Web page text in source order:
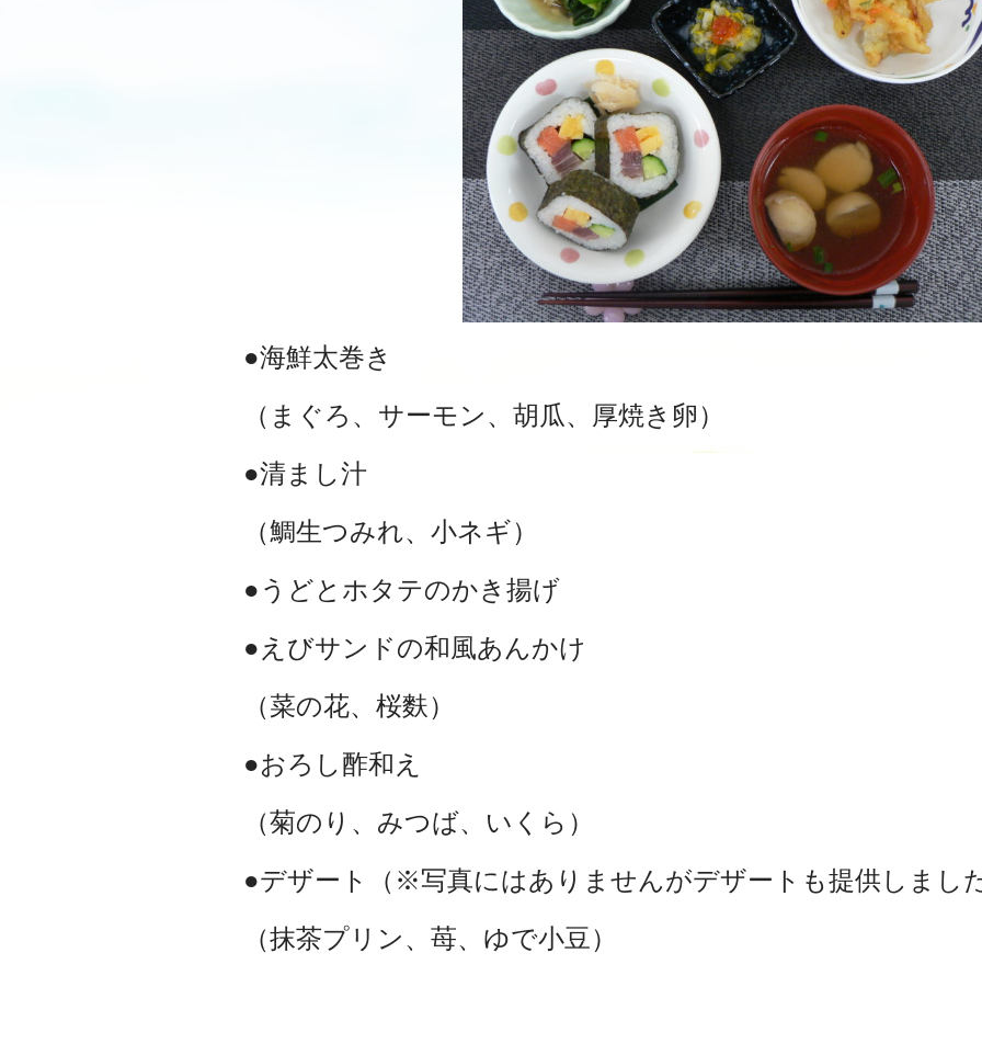
●海鮮太巻き
（まぐろ、サーモン、胡瓜、厚焼き卵）
●清まし汁
（鯛生つみれ、小ネギ）
●うどとホタテのかき揚げ
●えびサンドの和風あんかけ
（菜の花、桜麩）
●おろし酢和え
（菊のり、みつば、いくら）
●デザート（※写真にはありませんがデザートも提供しまし
（抹茶プリン、苺、ゆで小豆）